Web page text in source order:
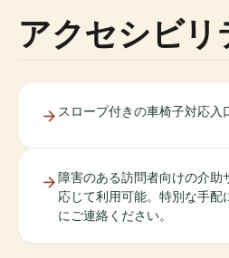
アクセシビリ
スロープ付きの車椅子対応入
障害のある訪問者向けの介助
応じて利用可能。特別な手配
にご連絡ください。